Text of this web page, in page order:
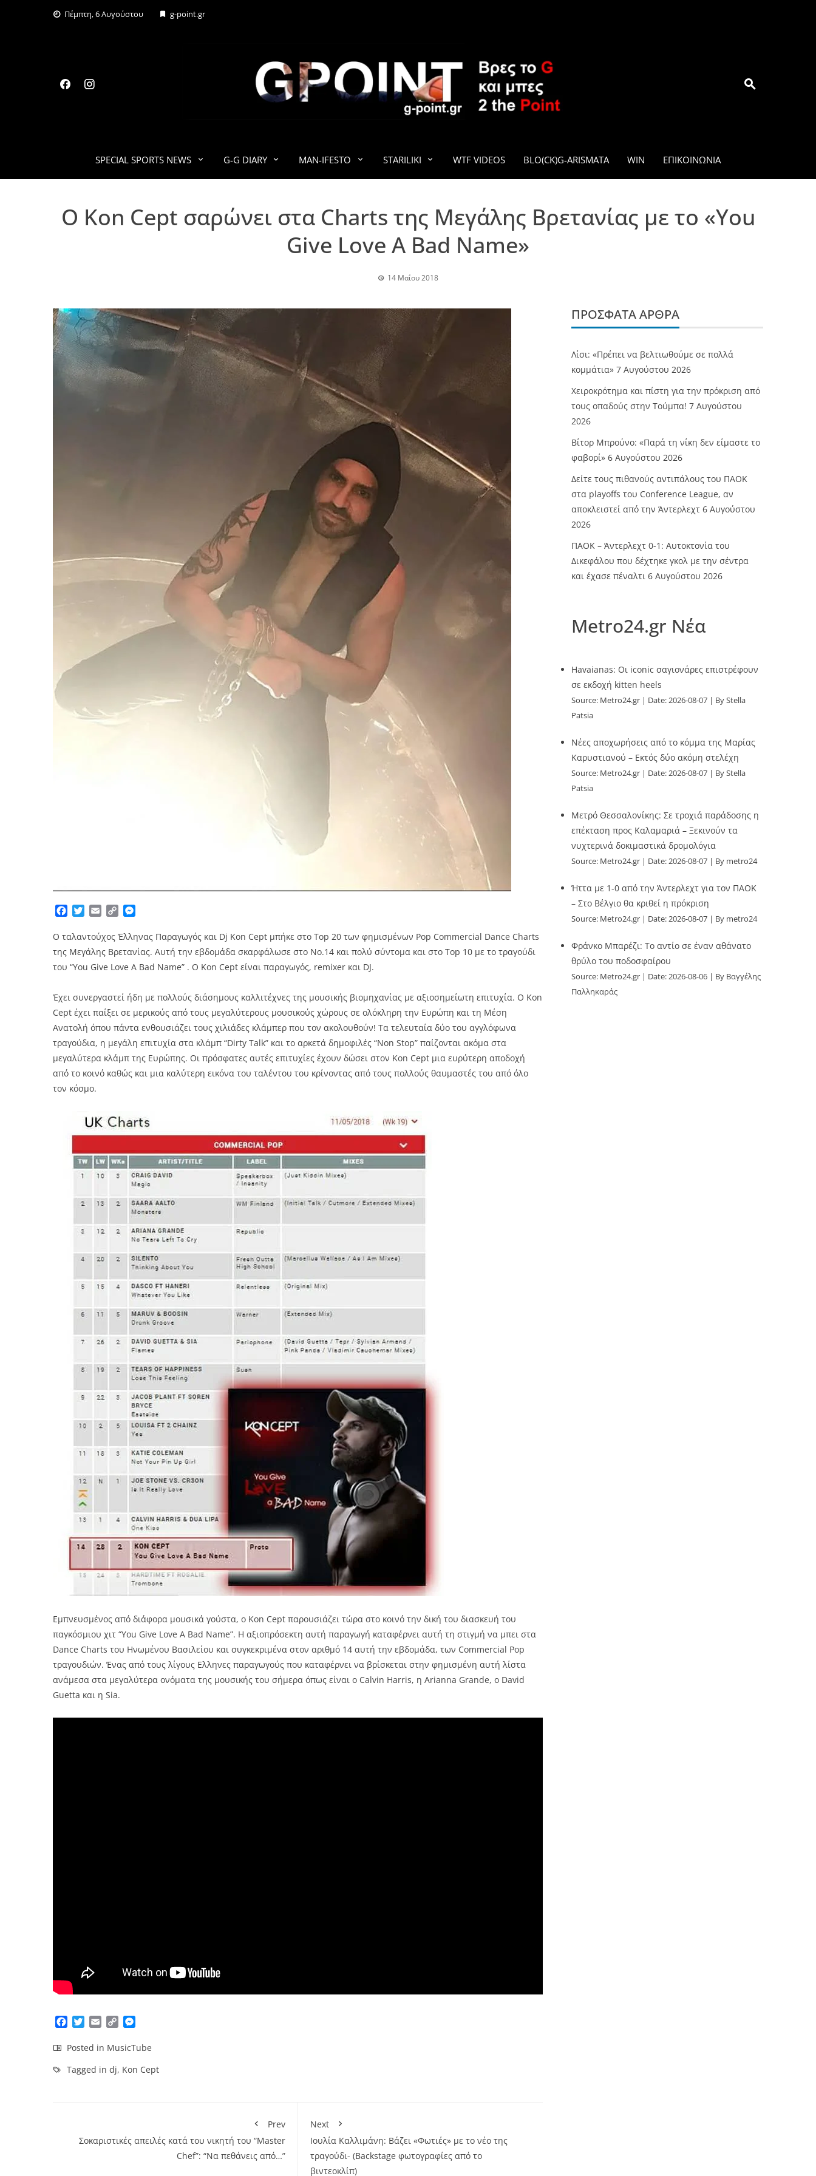
Πέμπτη, 6 Αυγούστου g-point.gr
G-POINT.GR
SPECIAL SPORTS NEWS G-G DIARY MAN-IFESTO STARILIKI WTF VIDEOS BLO(CK)G-ARISMATA WIN ΕΠΙΚΟΙΝΩΝΊΑ
Ο Kon Cept σαρώνει στα Charts της Μεγάλης Βρετανίας με το «You
Give Love A Bad Name»
14 Μαΐου 2018
Facebook
TwitterEmailCopy
Ο ταλαντούχος Έλληνας Παραγωγός και Dj Kon Cept μπήκε στο Top 20 των φημισμένων Pop Commercial Dance Charts
της Μεγάλης Βρετανίας. Αυτή την εβδομάδα σκαρφάλωσε στο No.14 και πολύ σύντομα και στο Top 10 με το τραγούδι
του “You Give Love A Bad Name” . O Kon Cept είναι παραγωγός, remixer και DJ.
Έχει συνεργαστεί ήδη με πολλούς διάσημους καλλιτέχνες της μουσικής βιομηχανίας με αξιοσημείωτη επιτυχία. Ο Kon
Cept έχει παίξει σε μερικούς από τους μεγαλύτερους μουσικούς χώρους σε ολόκληρη την Ευρώπη και τη Μέση
Ανατολή όπου πάντα ενθουσιάζει τους χιλιάδες κλάμπερ που τον ακολουθούν! Τα τελευταία δύο του αγγλόφωνα
τραγούδια, η μεγάλη επιτυχία στα κλάμπ “Dirty Talk” και το αρκετά δημοφιλές “Non Stop” παίζονται ακόμα στα
μεγαλύτερα κλάμπ της Ευρώπης. Οι πρόσφατες αυτές επιτυχίες έχουν δώσει στον Kon Cept μια ευρύτερη αποδοχή
από το κοινό καθώς και μια καλύτερη εικόνα του ταλέντου του κρίνοντας από τους πολλούς θαυμαστές του από όλο
τον κόσμο.
Εμπνευσμένος από διάφορα μουσικά γούστα, ο Kon Cept παρουσιάζει τώρα στο κοινό την δική του διασκευή του
παγκόσμιου χιτ “You Give Love A Bad Name”. Η αξιοπρόσεκτη αυτή παραγωγή καταφέρνει αυτή τη στιγμή να μπει στα
Dance Charts του Ηνωμένου Βασιλείου και συγκεκριμένα στον αριθμό 14 αυτή την εβδομάδα, των Commercial Pop
τραγουδιών. Ένας από τους λίγους Ελληνες παραγωγούς που καταφέρνει να βρίσκεται στην φημισμένη αυτή λίστα
ανάμεσα στα μεγαλύτερα ονόματα της μουσικής του σήμερα όπως είναι ο Calvin Harris, η Arianna Grande, ο David
Guetta και η Sia.
Facebook
TwitterEmailCopy
Posted in MusicTube
Tagged in dj, Kon Cept
Prev
Σοκαριστικές απειλές κατά του νικητή του “Master
Chef”: “Να πεθάνεις από…”
Next
Ιουλία Καλλιμάνη: Βάζει «Φωτιές» με το νέο της
τραγούδι- (Βackstage φωτογραφίες από το
βιντεοκλίπ)
ΠΡΌΣΦΑΤΑ ΆΡΘΡΑ
Λίσι: «Πρέπει να βελτιωθούμε σε πολλά
κομμάτια» 7 Αυγούστου 2026
Χειροκρότημα και πίστη για την πρόκριση από
τους οπαδούς στην Τούμπα! 7 Αυγούστου
2026
Βίτορ Μπρούνο: «Παρά τη νίκη δεν είμαστε το
φαβορί» 6 Αυγούστου 2026
Δείτε τους πιθανούς αντιπάλους του ΠΑΟΚ
στα playoffs του Conference League, αν
αποκλειστεί από την Άντερλεχτ 6 Αυγούστου
2026
ΠΑΟΚ – Άντερλεχτ 0-1: Αυτοκτονία του
Δικεφάλου που δέχτηκε γκολ με την σέντρα
και έχασε πέναλτι 6 Αυγούστου 2026
Metro24.gr Νέα
Havaianas: Οι iconic σαγιονάρες επιστρέφουν
σε εκδοχή kitten heels
Source: Metro24.gr Date: 2026-08-07
By Stella
Patsia
Νέες αποχωρήσεις από το κόμμα της Μαρίας
Καρυστιανού – Εκτός δύο ακόμη στελέχη
Source: Metro24.gr Date: 2026-08-07
By Stella
Patsia
Μετρό Θεσσαλονίκης: Σε τροχιά παράδοσης η
επέκταση προς Καλαμαριά – Ξεκινούν τα
νυχτερινά δοκιμαστικά δρομολόγια
Source: Metro24.gr Date: 2026-08-07 By metro24
Ήττα με 1-0 από την Άντερλεχτ για τον ΠΑΟΚ
– Στο Βέλγιο θα κριθεί η πρόκριση
Source: Metro24.gr Date: 2026-08-07 By metro24
Φράνκο Μπαρέζι: Το αντίο σε έναν αθάνατο
θρύλο του ποδοσφαίρου
Source: Metro24.gr Date: 2026-08-06
By Βαγγέλης
Παλληκαράς